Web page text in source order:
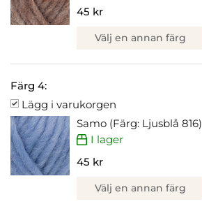
45 kr
Välj en annan färg
Färg 4:
Lägg i varukorgen
Samo (Färg: Ljusblå 816)
I lager
45 kr
Välj en annan färg